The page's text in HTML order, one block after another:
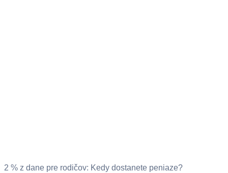
2 % z dane pre rodičov: Kedy dostanete peniaze?